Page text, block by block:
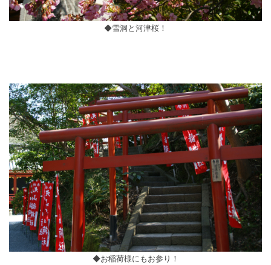
◆雪洞と河津桜！
◆お稲荷様にもお参り！